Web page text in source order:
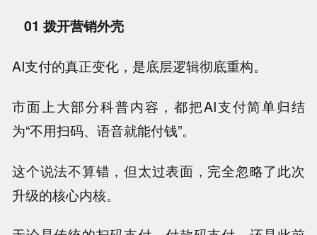
01 拨开营销外壳
AI支付的真正变化，是底层逻辑彻底重构。
市面上大部分科普内容，都把AI支付简单归结
为“不用扫码、语音就能付钱”。
这个说法不算错，但太过表面，完全忽略了此次
升级的核心内核。